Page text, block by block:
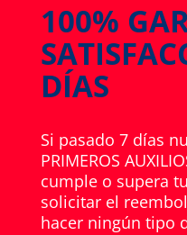
100%
DÍAS
Si pasado 7 días
PRIMEROS
cumple o supera
solicitar el
hacer ningún tipo